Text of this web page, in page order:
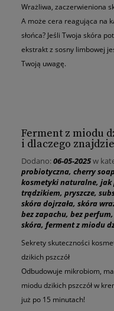
Wrażliwa, zaczerwieniona
A może cera reagująca na
słońca? Jeśli Twoja skóra
ekstrakt z sosny limbowej
Twoją uwagę.
Ferment z miodu
i dlaczego
Dodano:06-05-2025w
probiotyczna, cherry soap
kosmetyki naturalne, jak
trądzikiem, pryszcze,
skóra dojrzała, skóra
bez zapachu, bez perfum
skóra, ferment z miodu
Sekrety skuteczności
dzikich pszczół
Odbudowuje mikrobiom,
miodu dzikich pszczół w
już po 15 minutach!